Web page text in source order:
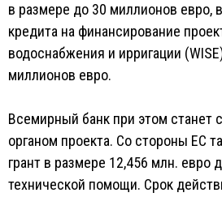
в размере до 30 миллионов евро,
кредита на финансирование
водоснабжения и ирригации
миллионов евро.
Всемирный банк при этом
органом проекта. Со стороны ЕС
грант в размере 12,456 млн. евро
технической помощи. Срок